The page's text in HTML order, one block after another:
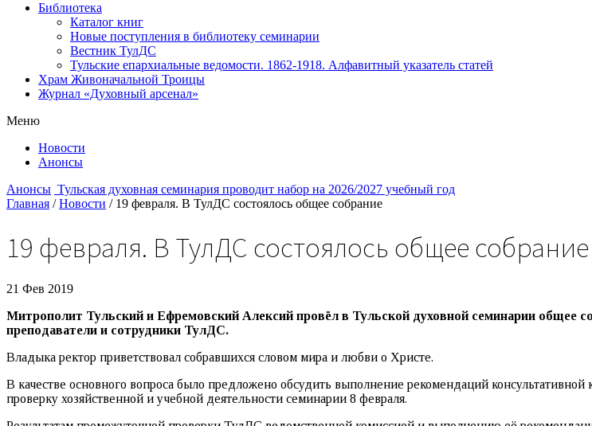
Библиотека
Каталог книг
Новые поступления в библиотеку семинарии
Вестник ТулДС
Тульские епархиальные ведомости. 1862-1918. Алфавитный указатель статей
Храм Живоначальной Троицы
Журнал «Духовный арсенал»
Меню
Новости
Анонсы
Анонсы Тульская духовная семинария проводит набор на 2026/2027 учебный год
Главная / Новости / 19 февраля. В ТулДС состоялось общее собрание
19 февраля. В ТулДС состоялось общее собрание
21 Фев 2019
Митрополит Тульский и Ефремовский Алексий провёл в Тульской духовной семинарии общее
преподаватели и сотрудники ТулДС.
Владыка ректор приветствовал собравшихся словом мира и любви о Христе.
В качестве основного вопроса было предложено обсудить выполнение рекомендаций
проверку хозяйственной и учебной деятельности семинарии 8 февраля.